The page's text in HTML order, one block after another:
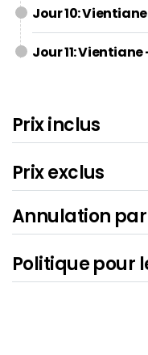
Jour 10:
Jour 11:
Prix inclus
Prix exclus
Annulation
Politique pour